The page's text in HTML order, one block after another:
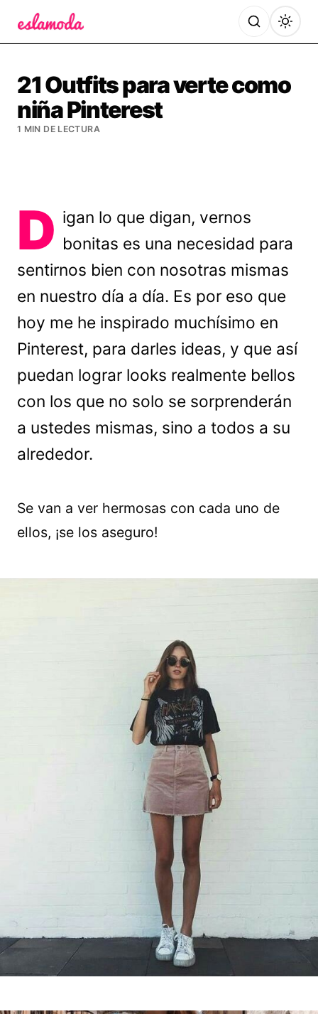
21 Outfits para verte como
niña Pinterest
1 MIN DE LECTURA
D igan lo que digan, vernos
bonitas es una necesidad para
sentirnos bien con nosotras mismas
en nuestro día a día. Es por eso que
hoy me he inspirado muchísimo en
Pinterest, para darles ideas, y que así
puedan lograr looks realmente bellos
con los que no solo se sorprenderán
a ustedes mismas, sino a todos a su
alrededor.
Se van a ver hermosas con cada uno de
ellos, ¡se los aseguro!